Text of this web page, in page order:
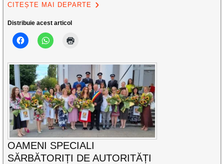
CITEȘTE MAI DEPARTE
Distribuie acest articol
OAMENI SPECIALI
SĂRBĂTORIȚI DE AUTORITĂȚI